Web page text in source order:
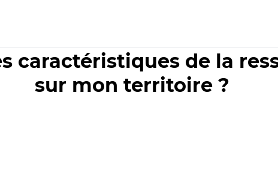
caractéristiques de la
sur mon territoire ?